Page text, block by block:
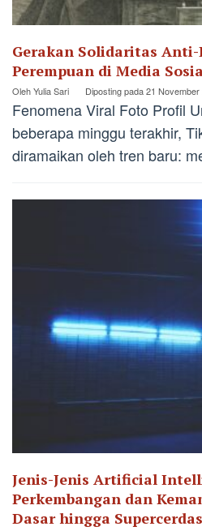
Gerakan Solidaritas
Perempuan di Media
OlehYulia Sari Diposting pada21 November
Fenomena Viral Foto Profil
beberapa minggu terakhir,
diramaikan oleh tren baru:
Jenis-Jenis Artificial
Perkembangan dan
Dasar hingga Supercerdas